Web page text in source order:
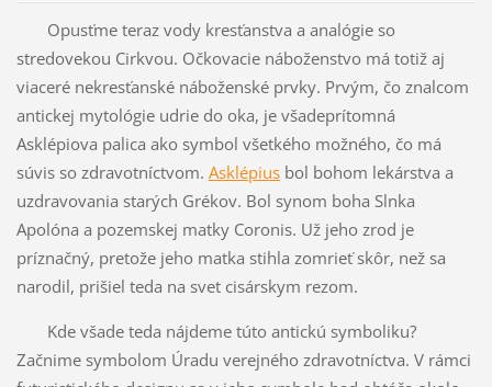
Opusťme teraz vody kresťanstva a analógie so
stredovekou Cirkvou. Očkovacie náboženstvo má totiž aj
viaceré nekresťanské náboženské prvky. Prvým, čo znalcom
antickej mytológie udrie do oka, je všadeprítomná
Asklépiova palica ako symbol všetkého možného, čo má
súvis so zdravotníctvom. Asklépiusbol bohom lekárstva a
uzdravovania starých Grékov. Bol synom boha Slnka
Apolóna a pozemskej matky Coronis. Už jeho zrod je
príznačný, pretože jeho matka stihla zomrieť skôr, než sa
narodil, prišiel teda na svet cisárskym rezom.
Kde všade teda nájdeme túto antickú symboliku?
Začnime symbolom Úradu verejného zdravotníctva. V rámci